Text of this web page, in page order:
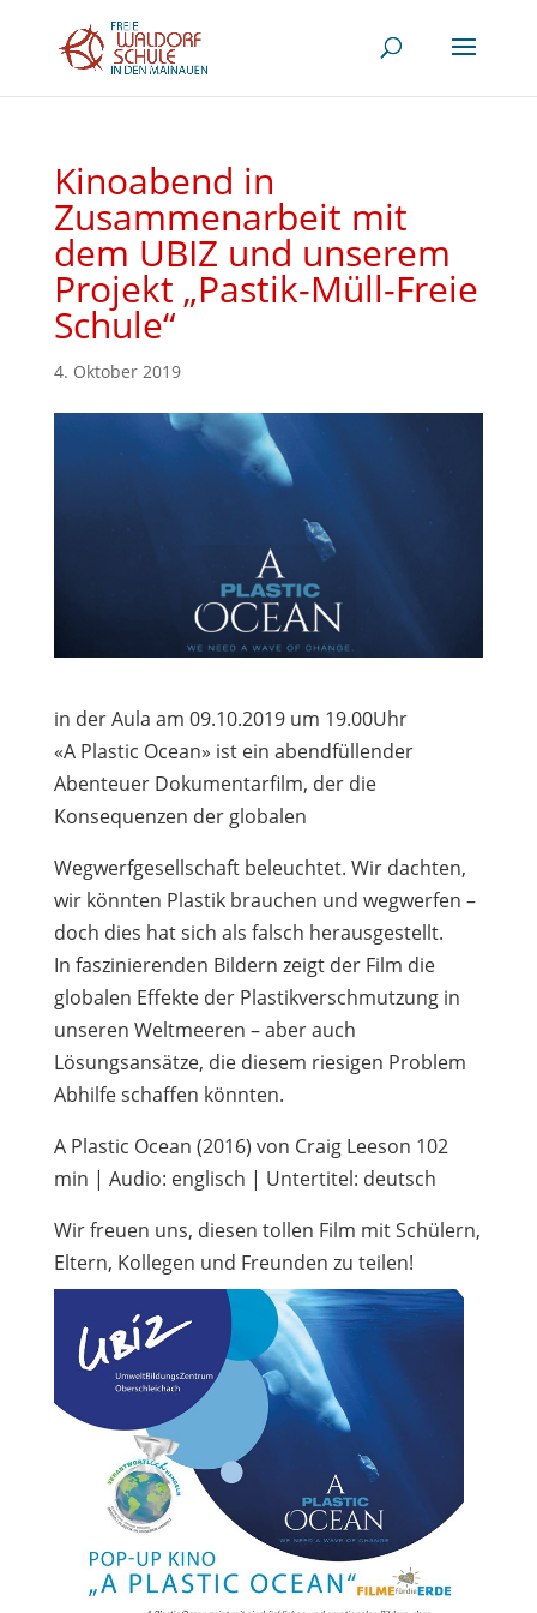
Kinoabend in
Zusammenarbeit mit
dem UBIZ und unserem
Projekt „Pastik-Müll-Freie
Schule“
4. Oktober 2019
in der Aula am 09.10.2019 um 19.00Uhr
«A Plastic Ocean» ist ein abendfüllender
Abenteuer Dokumentarfilm, der die
Konsequenzen der globalen
Wegwerfgesellschaft beleuchtet. Wir dachten,
wir könnten Plastik brauchen und wegwerfen –
doch dies hat sich als falsch herausgestellt.
In faszinierenden Bildern zeigt der Film die
globalen Effekte der Plastikverschmutzung in
unseren Weltmeeren – aber auch
Lösungsansätze, die diesem riesigen Problem
Abhilfe schaffen könnten.
A Plastic Ocean (2016) von Craig Leeson 102
min | Audio: englisch | Untertitel: deutsch
Wir freuen uns, diesen tollen Film mit Schülern,
Eltern, Kollegen und Freunden zu teilen!